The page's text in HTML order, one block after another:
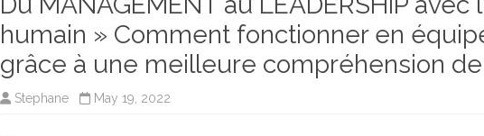
humain » Comment fonctionner en
grâce à une meilleure compréhension
Stephane May 19, 2022